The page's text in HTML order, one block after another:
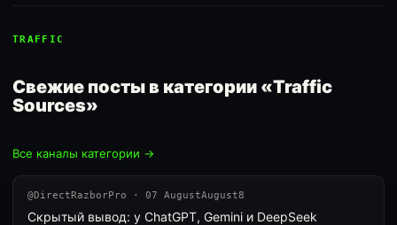
TRAFFIC
Свежие посты в категории «Traffic
Sources»
Все каналы категории →
@DirectRazborPro · 07 AugustAugust8
Скрытый вывод: у ChatGPT, Gemini и DeepSeek